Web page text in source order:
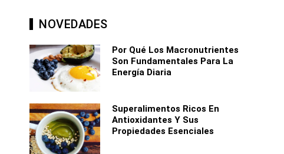
NOVEDADES
Por Qué Los Macronutrientes
Son Fundamentales Para La
Energía Diaria
Superalimentos Ricos En
Antioxidantes Y Sus
Propiedades Esenciales